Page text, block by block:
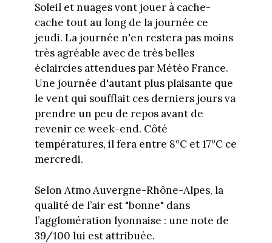
Soleil et nuages vont jouer à cache-
cache tout au long de la journée ce
jeudi. La journée n'en restera pas moins
très agréable avec de très belles
éclaircies attendues par Météo France.
Une journée d'autant plus plaisante que
le vent qui soufflait ces derniers jours va
prendre un peu de repos avant de
revenir ce week-end. Côté
températures, il fera entre 8°C et 17°C ce
mercredi.
Selon Atmo Auvergne-Rhône-Alpes, la
qualité de l’air est "bonne" dans
l’agglomération lyonnaise : une note de
39/100 lui est attribuée.